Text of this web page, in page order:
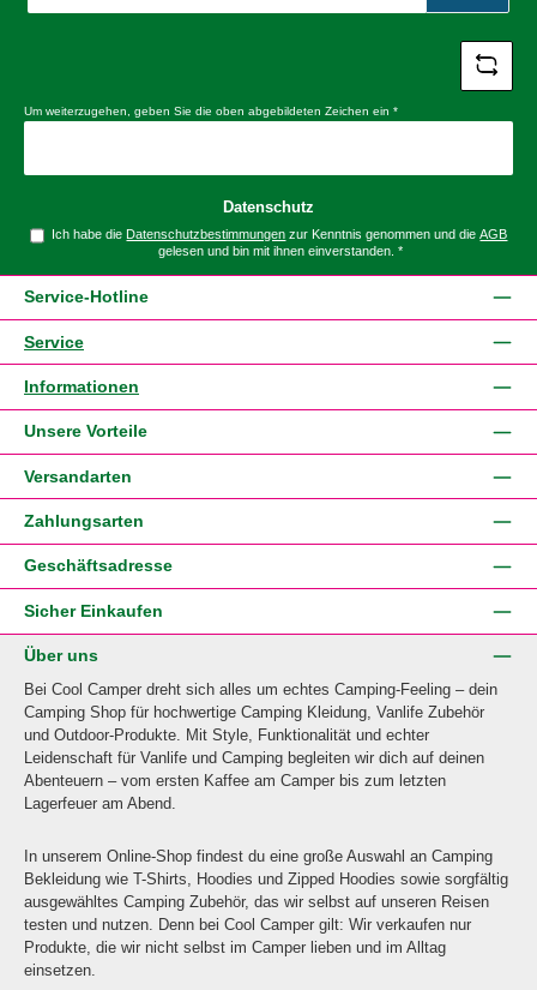
*
Um weiterzugehen, geben Sie die oben abgebildeten Zeichen ein *
Datenschutz
Ich habe dieDatenschutzbestimmungen zur Kenntnis genommen und dieAGB
gelesen und bin mit ihnen einverstanden. *
Service-Hotline
Service
Informationen
Unsere Vorteile
Versandarten
Zahlungsarten
Geschäftsadresse
Sicher Einkaufen
Über uns
Bei Cool Camper dreht sich alles um echtes Camping-Feeling – dein
Camping Shop für hochwertige Camping Kleidung, Vanlife Zubehör
und Outdoor-Produkte. Mit Style, Funktionalität und echter
Leidenschaft für Vanlife und Camping begleiten wir dich auf deinen
Abenteuern – vom ersten Kaffee am Camper bis zum letzten
Lagerfeuer am Abend.
In unserem Online-Shop findest du eine große Auswahl an Camping
Bekleidung wie T-Shirts, Hoodies und Zipped Hoodies sowie sorgfältig
ausgewähltes Camping Zubehör, das wir selbst auf unseren Reisen
testen und nutzen. Denn bei Cool Camper gilt: Wir verkaufen nur
Produkte, die wir nicht selbst im Camper lieben und im Alltag
einsetzen.